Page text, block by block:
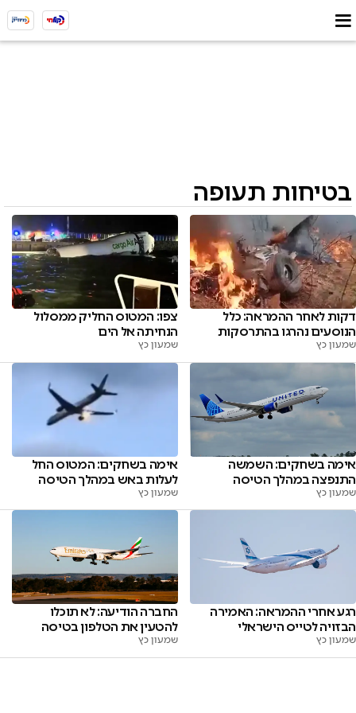
בטיחות תעופה
דקות לאחר ההמראה: כלל
הנוסעים נהרגו בהתרסקות
שמעון כץ
צפו: המטוס החליק ממסלול
הנחיתה אל הים
שמעון כץ
אימה בשחקים: השמשה
התנפצה במהלך הטיסה
שמעון כץ
אימה בשחקים: המטוס החל
לעלות באש במהלך הטיסה
שמעון כץ
רגע אחרי ההמראה: האמירה
הבזויה לטייס הישראלי
שמעון כץ
החברה הודיעה: לא תוכלו
להטעין את הטלפון בטיסה
שמעון כץ